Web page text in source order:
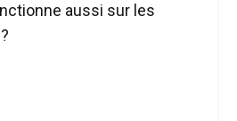
aussi sur les